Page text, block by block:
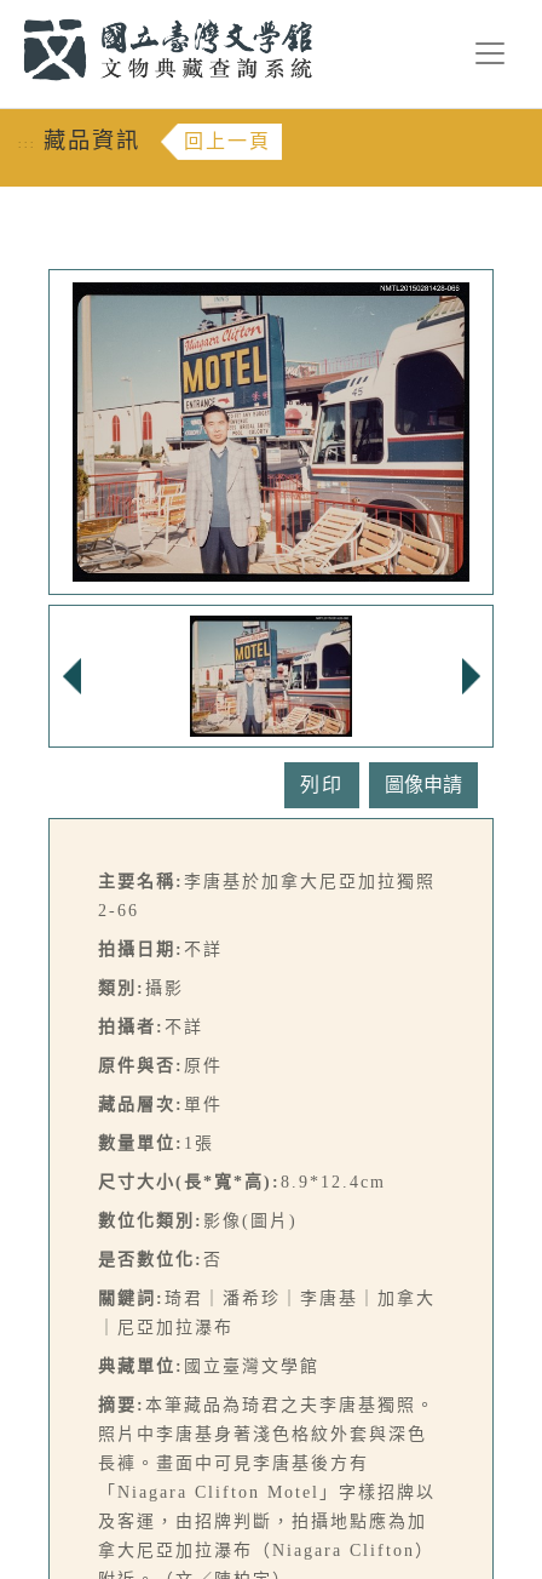
::: 藏品資訊 回上一頁
列印
主要名稱: 李唐基於加拿大尼亞加拉獨照
2-66
拍攝日期: 不詳
類別: 攝影
拍攝者: 不詳
原件與否: 原件
藏品層次: 單件
數量單位: 1張
尺寸大小(長*寬*高): 8.9*12.4cm
數位化類別: 影像(圖片)
是否數位化: 否
關鍵詞: 琦君｜潘希珍｜李唐基｜加拿大
｜尼亞加拉瀑布
典藏單位: 國立臺灣文學館
摘要: 本筆藏品為琦君之夫李唐基獨照。
照片中李唐基身著淺色格紋外套與深色
長褲。畫面中可見李唐基後方有
「Niagara Clifton Motel」字樣招牌以
及客運，由招牌判斷，拍攝地點應為加
拿大尼亞加拉瀑布（Niagara Clifton）